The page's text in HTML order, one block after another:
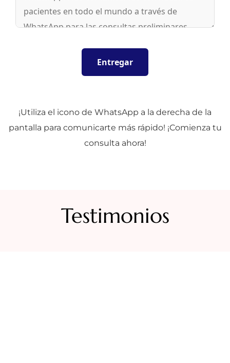
¡Utiliza el icono de WhatsApp a la derecha de la
pantalla para comunicarte más rápido! ¡Comienza tu
consulta ahora!
Testimonios